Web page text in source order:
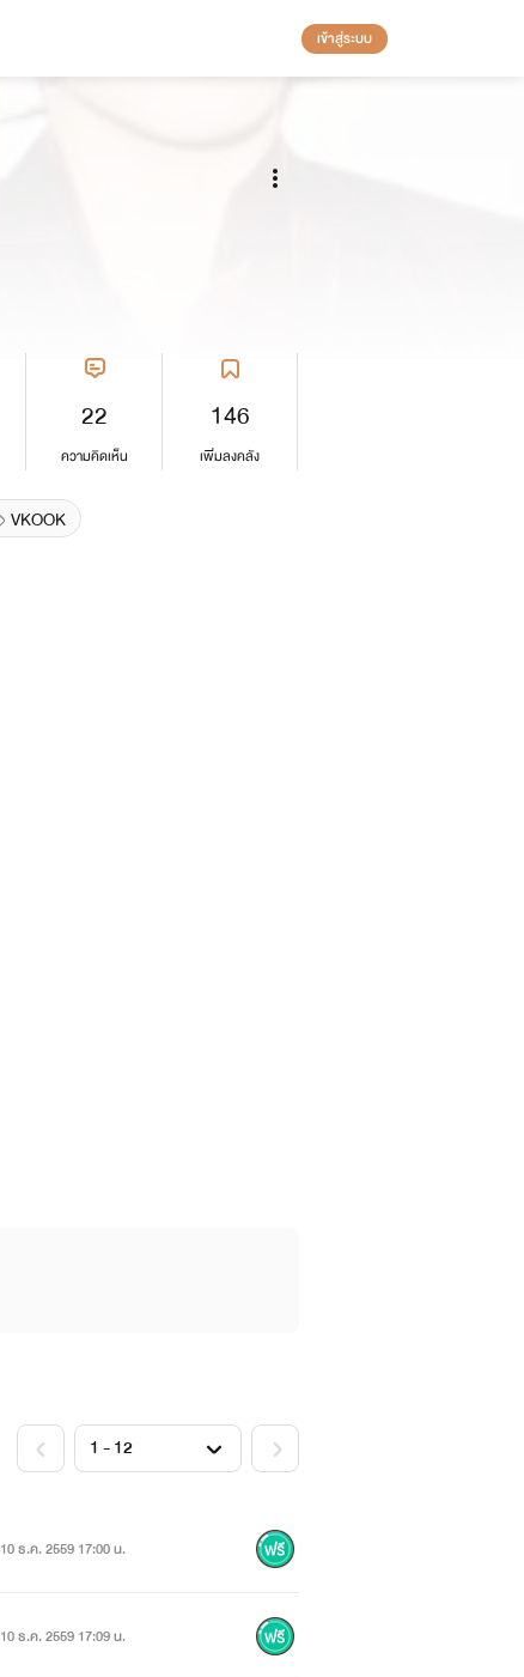
เข้าสู่ระบบ
22
ความคิดเห็น
146
เพิ่มลงคลัง
VKOOK
10 ธ.ค. 2559 17:00 น.
10 ธ.ค. 2559 17:09 น.